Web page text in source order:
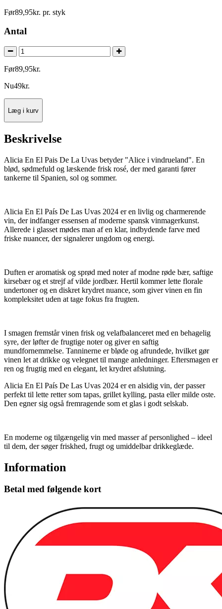
Før89,95kr. pr. styk
Antal
Før89,95kr.
Nu49kr.
Læg i kurv
Beskrivelse
Alicia En El Pais De La Uvas betyder "Alice i vindrueland". En
blød, sødmefuld og læskende frisk rosé, der med garanti fører
tankerne til Spanien, sol og sommer.
Alicia En El País De Las Uvas 2024 er en livlig og charmerende
vin, der indfanger essensen af moderne spansk vinmagerkunst.
Allerede i glasset mødes man af en klar, indbydende farve med
friske nuancer, der signalerer ungdom og energi.
Duften er aromatisk og sprød med noter af modne røde bær, saftige
kirsebær og et strejf af vilde jordbær. Hertil kommer lette florale
undertoner og en diskret krydret nuance, som giver vinen en fin
kompleksitet uden at tage fokus fra frugten.
I smagen fremstår vinen frisk og velafbalanceret med en behagelig
syre, der løfter de frugtige noter og giver en saftig
mundfornemmelse. Tanninerne er bløde og afrundede, hvilket gør
vinen let at drikke og velegnet til mange anledninger. Eftersmagen er
ren og frugtig med en elegant, let krydret afslutning.
Alicia En El País De Las Uvas 2024 er en alsidig vin, der passer
perfekt til lette retter som tapas, grillet kylling, pasta eller milde oste.
Den egner sig også fremragende som et glas i godt selskab.
En moderne og tilgængelig vin med masser af personlighed – ideel
til dem, der søger friskhed, frugt og umiddelbar drikkeglæde.
Information
Betal med følgende kort